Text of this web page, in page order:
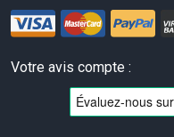
Votre avis compte :